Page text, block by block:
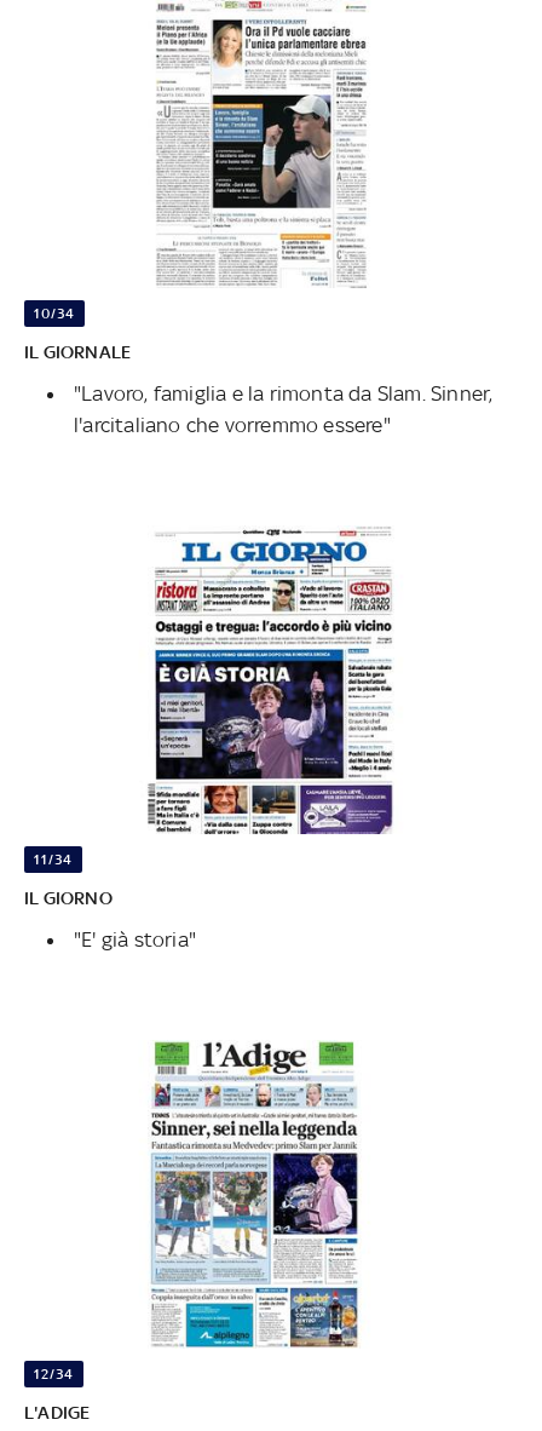
10/34
IL GIORNALE
"Lavoro, famiglia e la rimonta da Slam. Sinner,
l'arcitaliano che vorremmo essere"
11/34
IL GIORNO
"E' già storia"
12/34
L'ADIGE